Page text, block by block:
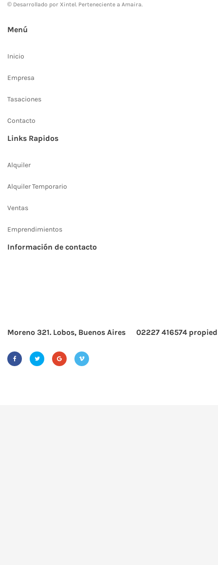
© Desarrollado por Xintel . Perteneciente a Amaira.
Menú
Inicio
Empresa
Tasaciones
Contacto
Links Rapidos
Alquiler
Alquiler Temporario
Ventas
Emprendimientos
Información de contacto
Moreno 321. Lobos, Buenos Aires 02227 416574